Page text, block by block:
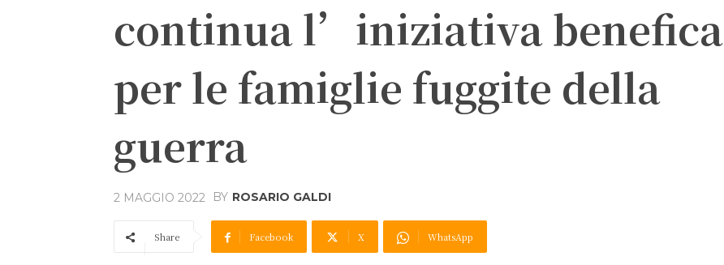
continua l’iniziativa benefica
per le famiglie fuggite della
guerra
2 MAGGIO 2022 BY ROSARIO GALDI
Share Facebook X WhatsApp